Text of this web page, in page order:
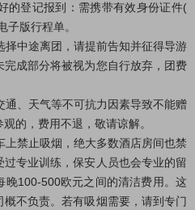
的登记报到：需携带有效身份证件(
子版行程单。
中途离团，请提前告知并征得导游
完成部分将被视为您自行放弃，团费
通、天气等不可抗力因素导致不能赠
的，费用不退，敬请谅解。
禁止吸烟，绝大多数酒店房间也禁
专业训练，保安人员也会专业的留
晚100-500欧元之间的清洁费用。这
不负责。若有吸烟需要，请到专门